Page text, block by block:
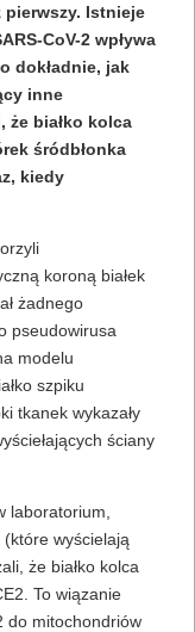
pierwszy. Istnieje
CoV-2 wpływa
dokładnie, jak
inne
że białko kolca
śródbłonka
kiedy
koroną białek
żadnego
pseudowirusa
modelu
szpiku
tkanek wykazały
ściany
laboratorium,
wyścielają
że białko kolca
To wiązanie
do mitochondriów